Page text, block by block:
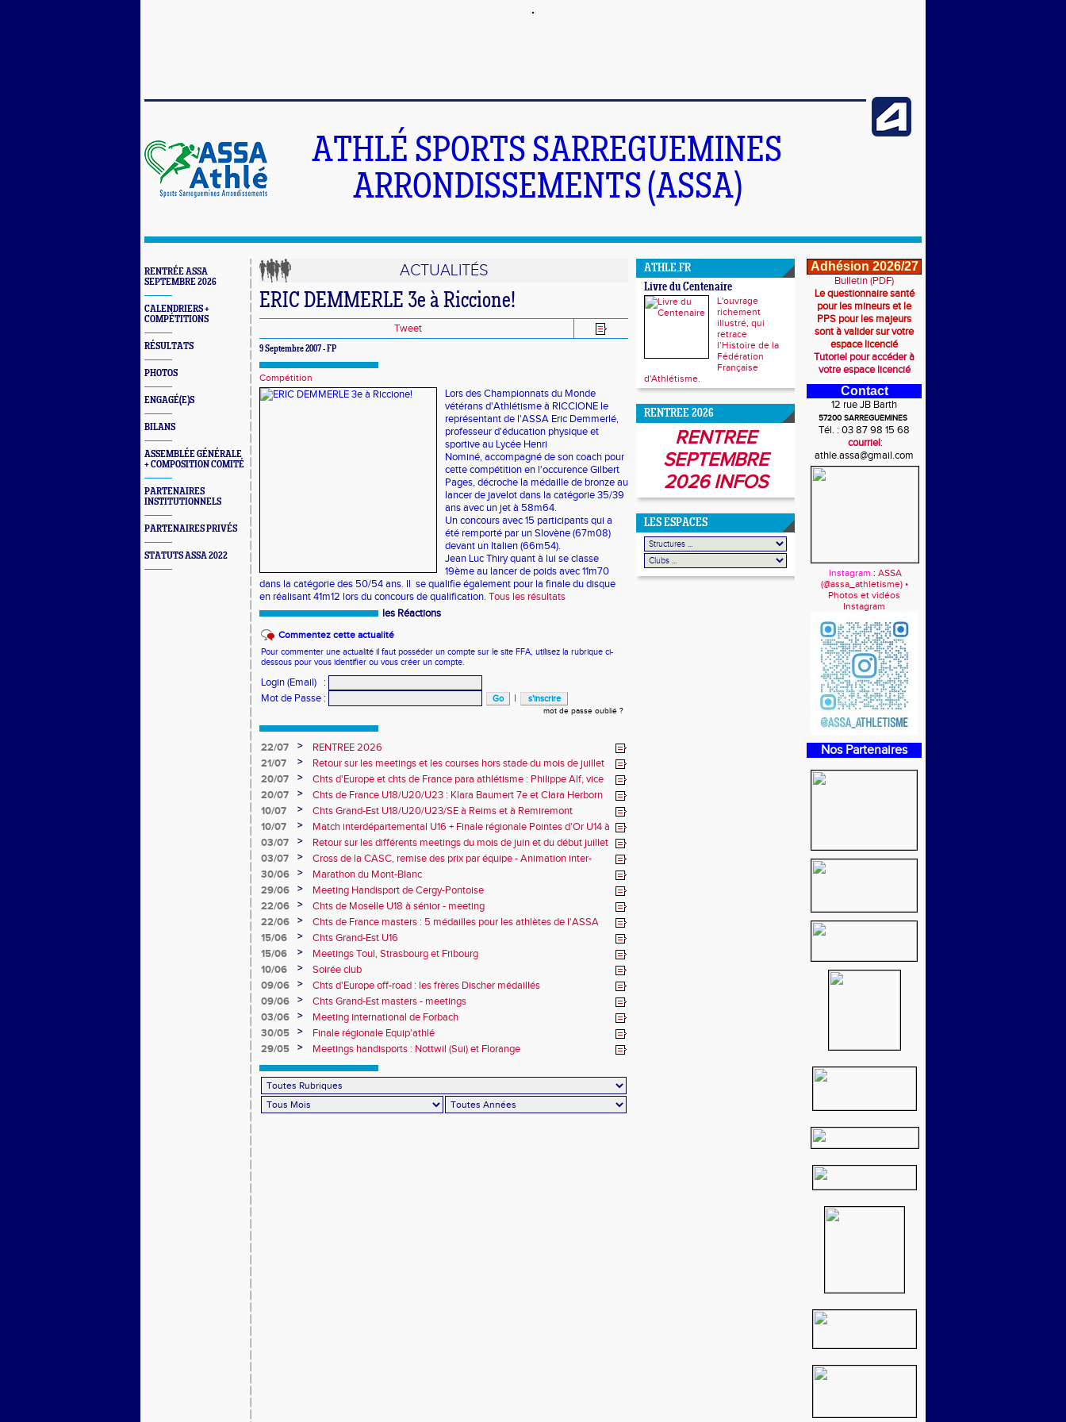
ATHLÉ SPORTS SARREGUEMINES
ARRONDISSEMENTS (ASSA)
RENTRÉE ASSA
SEPTEMBRE 2026
CALENDRIERS +
COMPÉTITIONS
RÉSULTATS
PHOTOS
ENGAGÉ(E)S
BILANS
ASSEMBLÉE GÉNÉRALE
+ COMPOSITION COMITÉ
PARTENAIRES
INSTITUTIONNELS
PARTENAIRES PRIVÉS
STATUTS ASSA 2022
ACTUALITÉS
ERIC DEMMERLE 3e à Riccione!
Tweet
9 Septembre 2007 - FP
Compétition
Lors des Championnats du Monde
vétérans d'Athlétisme à RICCIONE le
représentant de l'ASSA Eric Demmerlé,
professeur d'éducation physique et
sportive au Lycée Henri
Nominé, accompagné de son coach pour
cette compétition en l'occurence Gilbert
Pages, décroche la médaille de bronze au
lancer de javelot dans la catégorie 35/39
ans avec un jet à 58m64.
Un concours avec 15 participants qui a
été remporté par un Slovène (67m08)
devant un Italien (66m54).
Jean Luc Thiry quant à lui se classe
19ème au lancer de poids avec 11m70
dans la catégorie des 50/54 ans. Il se qualifie également pour la finale du disque
en réalisant 41m12 lors du concours de qualification. Tous les résultats
les Réactions
Commentez cette actualité
Pour commenter une actualité il faut posséder un compte sur le site FFA, utilisez la rubrique ci-
dessous pour vous identifier ou vous créer un compte.
Login (Email)
:
Mot de Passe : |
mot de passe oublié ?
22/07 >
RENTREE 2026
21/07
>
Retour sur les meetings et les courses hors stade du mois de juillet
20/07
>
Chts d'Europe et chts de France para athlétisme : Philippe Alf, vice
champion d'Europe et multiples médaillés aux France
20/07 >
Chts de France U18/U20/U23 : Klara Baumert 7e et Clara Herborn
10e
10/07 >
Chts Grand-Est U18/U20/U23/SE à Reims et à Remiremont
10/07
>
Match interdépartemental U16 + Finale régionale Pointes d'Or U14 à
Obernai
03/07 >
Retour sur les différents meetings du mois de juin et du début juillet
03/07
>
Cross de la CASC, remise des prix par équipe - Animation inter-
collèges
30/06 >
Marathon du Mont-Blanc
29/06
>
Meeting Handisport de Cergy-Pontoise
22/06
>
Chts de Moselle U18 à sénior - meeting
22/06
>
Chts de France masters : 5 médailles pour les athlètes de l'ASSA
15/06
>
Chts Grand-Est U16
15/06
>
Meetings Toul, Strasbourg et Fribourg
10/06
>
Soirée club
09/06
>
Chts d'Europe off-road : les frères Discher médaillés
09/06
>
Chts Grand-Est masters - meetings
03/06
>
Meeting international de Forbach
30/05
>
Finale régionale Equip'athlé
29/05
> Meetings handisports : Nottwil (Sui) et Florange
ATHLE.FR
Livre du Centenaire
L'ouvrage
richement
illustré, qui
retrace
l’Histoire de la
Fédération
Française
d'Athlétisme.
RENTREE 2026
RENTREE
SEPTEMBRE
2026 INFOS
LES ESPACES
Adhésion 2026/27
Bulletin (PDF)
Le questionnaire santé
pour les mineurs et le
PPS pour les majeurs
sont à valider sur votre
espace licencié
Tutoriel pour accéder à
votre espace licencié
Contact
12 rue JB Barth
57200 SARREGUEMINES
Tél. : 03 87 98 15 68
courriel:
athle.assa@gmail.com
Instagram : ASSA
(@assa_athletisme) •
Photos et vidéos
Instagram
Nos Partenaires